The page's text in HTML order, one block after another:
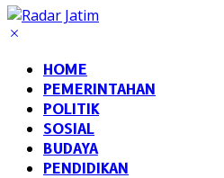
HOME
PEMERINTAHAN
POLITIK
SOSIAL
BUDAYA
PENDIDIKAN